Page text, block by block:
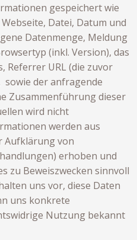
gespeichert wie
Datei, Datum und
Datenmenge, Meldung
(inkl. Version), das
Referrer URL (die zuvor
sowie der anfragende
Zusammenführung dieser
wird nicht
werden aus
Aufklärung von
erhoben und
zu Beweiszwecken sinnvoll
uns vor, diese Daten
uns konkrete
Nutzung bekannt